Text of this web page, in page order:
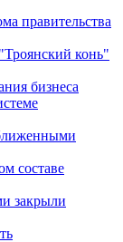
правительства
конь"
бизнеса
составе
закрыли